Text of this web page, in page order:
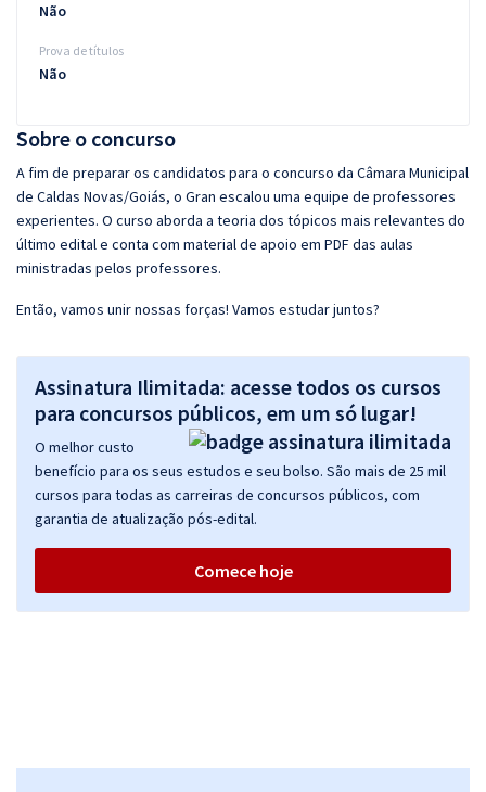
Sobre o concurso
A fim de preparar os candidatos para o concurso da Câmara Municipal
de Caldas Novas/Goiás, o Gran escalou uma equipe de professores
experientes. O curso aborda a teoria dos tópicos mais relevantes do
último edital e conta com material de apoio em PDF das aulas
ministradas pelos professores.
Então, vamos unir nossas forças! Vamos estudar juntos?
Assinatura Ilimitada: acesse todos os cursos
para concursos públicos, em um só lugar!
O melhor custo
benefício para os seus estudos e seu bolso. São mais de 25 mil
cursos para todas as carreiras de concursos públicos, com
garantia de atualização pós-edital.
Comece hoje
Não
Prova de títulos
Não